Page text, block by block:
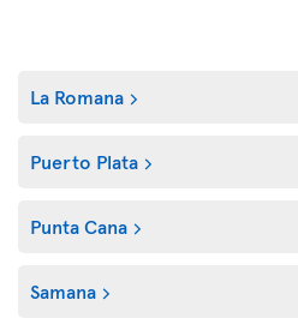
La Romana
Puerto Plata
Punta Cana
Samana